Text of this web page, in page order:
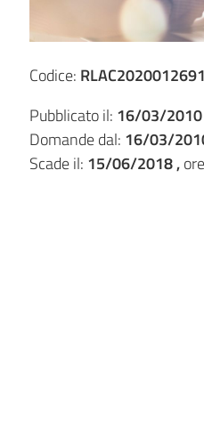
Codice: RLAC2020012691
Pubblicato il: 16/03/
Domande dal: 16/03/
Scade il: 15/06/2018 ,